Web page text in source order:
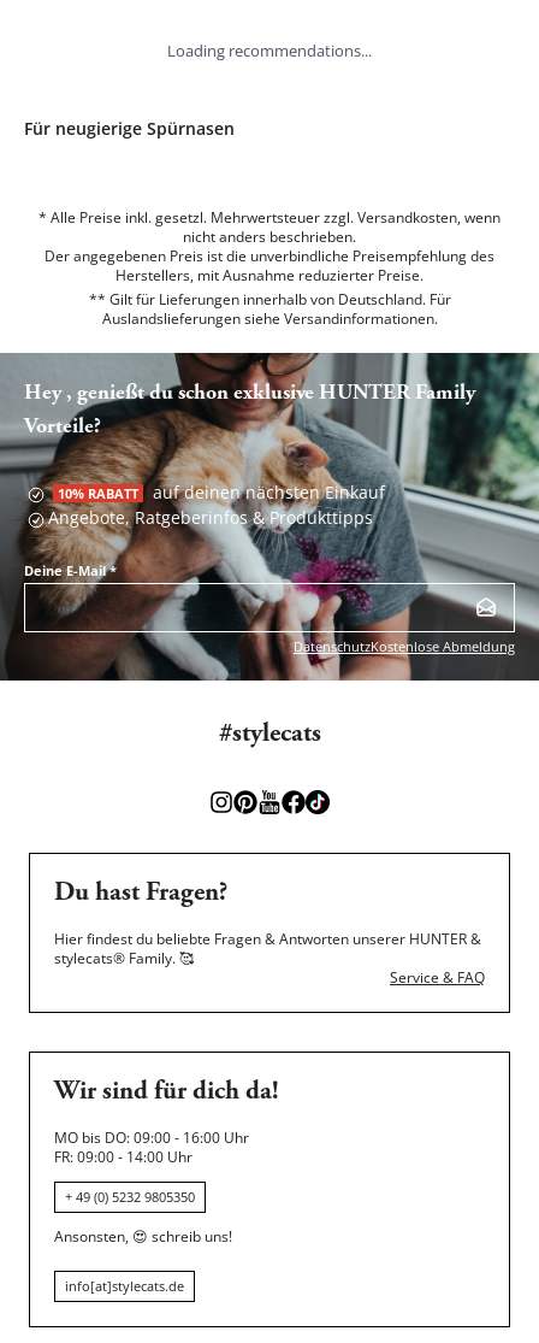
Loading recommendations...
Für neugierige Spürnasen
* Alle Preise inkl. gesetzl. Mehrwertsteuer zzgl. Versandkosten, wenn
nicht anders beschrieben.
Der angegebenen Preis ist die unverbindliche Preisempfehlung des
Herstellers, mit Ausnahme reduzierter Preise.
** Gilt für Lieferungen innerhalb von Deutschland. Für
Auslandslieferungen siehe Versandinformationen.
Hey , genießt du schon exklusive HUNTER Family
Vorteile?
10% RABATT auf deinen nächsten Einkauf
Angebote, Ratgeberinfos & Produkttipps
Deine E-Mail*
DatenschutzKostenlose Abmeldung
#stylecats
Du hast Fragen?
Hier findest du beliebte Fragen & Antworten unserer HUNTER &
stylecats® Family.🥰
Service & FAQ
Wir sind für dich da!
MO bis DO: 09:00 - 16:00 Uhr
FR: 09:00 - 14:00 Uhr
+ 49 (0) 5232 9805350
Ansonsten, 😍 schreib uns!
info[at]stylecats.de